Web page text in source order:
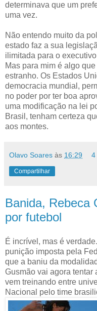
determinava que um
uma vez.
Não entendo muito da
estado faz a sua
ilimitada para o
Mas para mim é algo
estranho. Os Estados
democracia mundial,
no poder por ter boa
uma modificação na lei
Brasil, tenham certeza
aos montes.
Olavo Soares às 16:29 4
Compartilhar
Banida, Rebeca
por futebol
É incrível, mas é
punição imposta pela
que a baniu da
Gusmão vai agora tentar
vem treinando entre
Nacional pelo time